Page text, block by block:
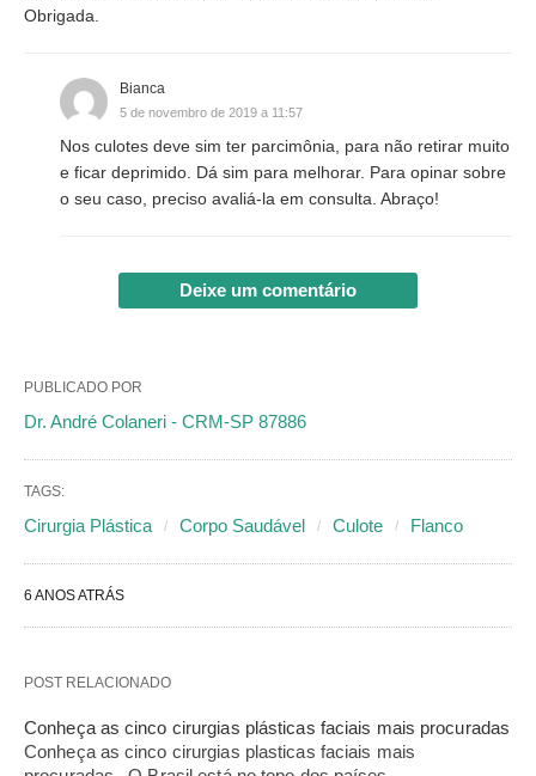
Obrigada.
Bianca
5 de novembro de 2019 a 11:57
Nos culotes deve sim ter parcimônia, para não retirar muito
e ficar deprimido. Dá sim para melhorar. Para opinar sobre
o seu caso, preciso avaliá-la em consulta. Abraço!
Deixe um comentário
PUBLICADO POR
Dr. André Colaneri - CRM-SP 87886
TAGS:
Cirurgia Plástica Corpo Saudável Culote Flanco
6 ANOS ATRÁS
POST RELACIONADO
Conheça as cinco cirurgias plásticas faciais mais procuradas
Conheça as cinco cirurgias plasticas faciais mais